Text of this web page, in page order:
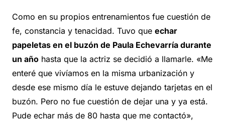
Como en su propios entrenamientos fue cuestión de
fe, constancia y tenacidad. Tuvo que echar
papeletas en el buzón de Paula Echevarría durante
un año hasta que la actriz se decidió a llamarle. «Me
enteré que vivíamos en la misma urbanización y
desde ese mismo día le estuve dejando tarjetas en el
buzón. Pero no fue cuestión de dejar una y ya está.
Pude echar más de 80 hasta que me contactó»,